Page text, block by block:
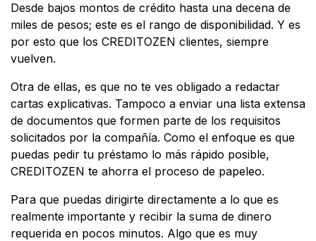
Desde bajos montos de crédito hasta una decena de
miles de pesos; este es el rango de disponibilidad. Y es
por esto que los CREDITOZEN clientes, siempre
vuelven.
Otra de ellas, es que no te ves obligado a redactar
cartas explicativas. Tampoco a enviar una lista extensa
de documentos que formen parte de los requisitos
solicitados por la compañía. Como el enfoque es que
puedas pedir tu préstamo lo más rápido posible,
CREDITOZEN te ahorra el proceso de papeleo.
Para que puedas dirigirte directamente a lo que es
realmente importante y recibir la suma de dinero
requerida en pocos minutos. Algo que es muy